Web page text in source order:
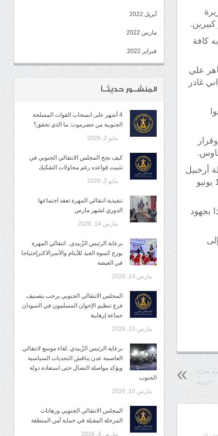
كافة
علي
إخواني غادر
أرخبيل
سقطرى الجنوبية من ميليشيا الإخوان الإرهابية، والتي يُصادف يوم الخميس 19 يونيو
بجهود
عفراء
حريري
أبريل 2022
مارس 2022
فبراير 2022
المنشــور حديثــاً
4 أشهر على انسحاب القوات المسلحة
الجنوبية من حضرموت: ما الذي تحقق؟
مايو 2, 2026
كيف نجح المجلس الانتقالي الجنوبي في
تثبيت قواعده رغم محاولات التفكيك
مايو 2, 2026
تنفيذية انتقالي المهرة تعقد اجتماعها
الدوري لشهر مارس
مارس 14, 2026
برعاية الرئيس الزُبيدي.. انتقالي المهرة
يوزع كسوة العيد للأيتام والأسرالاكثرإحتياجا
في الغيضة
مارس 14, 2026
المجلس الانتقالي الجنوبي يرحب بتصنيف
فرع تنظيم الإخوان المسلمون في السودان
جماعة إرهابية
مارس 10, 2026
برعاية الرئيس الزُبيدي..لقاء موسع لانتقالي
العاصمة عدن يناقش التحديات السياسية
ويؤكد مواصلة النضال حتى استعادة دولة
الجنوب
مارس 10, 2026
المجلس الانتقالي الجنوبي ورهانات
المرحلة المقبلة في حماية أمن المنطقة
مارس 9, 2026